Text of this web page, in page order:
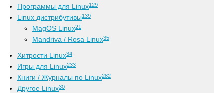
Программы для Linux129
Linux дистрибутивы139
MagOS Linux21
Mandriva / Rosa Linux35
Хитрости Linux34
Игры для Linux233
Книги / Журналы по Linux282
Другое Linux30